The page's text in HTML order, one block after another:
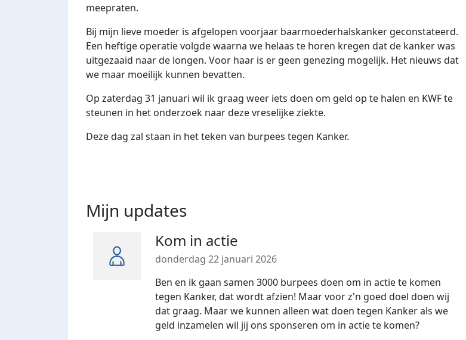
meepraten.
Bij mijn lieve moeder is afgelopen voorjaar baarmoederhalskanker geconstateerd.
Een heftige operatie volgde waarna we helaas te horen kregen dat de kanker was
uitgezaaid naar de longen. Voor haar is er geen genezing mogelijk. Het nieuws dat
we maar moeilijk kunnen bevatten.
Op zaterdag 31 januari wil ik graag weer iets doen om geld op te halen en KWF te
steunen in het onderzoek naar deze vreselijke ziekte.
Deze dag zal staan in het teken van burpees tegen Kanker.
Mijn updates
Kom in actie
donderdag 22 januari 2026
Ben en ik gaan samen 3000 burpees doen om in actie te komen
tegen Kanker, dat wordt afzien! Maar voor z'n goed doel doen wij
dat graag. Maar we kunnen alleen wat doen tegen Kanker als we
geld inzamelen wil jij ons sponseren om in actie te komen?